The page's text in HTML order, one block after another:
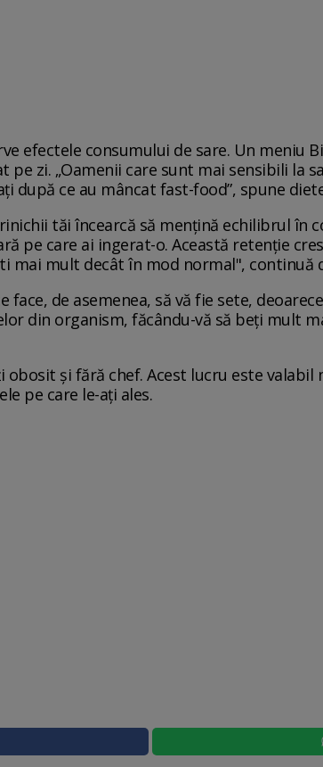
efectele consumului de sare. Un meniu
pe zi. „Oamenii care sunt mai sensibili la
după ce au mâncat fast-food”, spune
tăi încearcă să mențină echilibrul în
pe care ai ingerat-o. Această retenție
mai mult decât în ​​mod normal", continuă
face, de asemenea, să vă fie sete,
din organism, făcându-vă să beți mult
și fără chef. Acest lucru este valabil
pe care le-ați ales.